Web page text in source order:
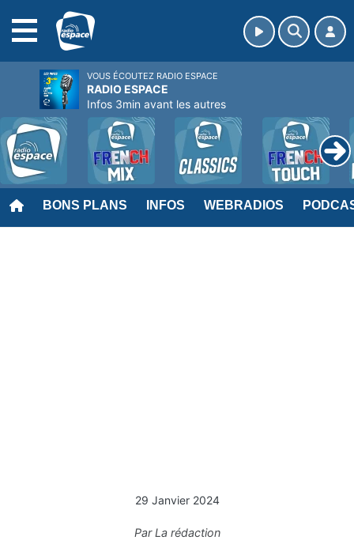
BONS PLANS INFOS WEBRADIOS
29 Janvier 2024
ParLa rédaction
VOUS ÉCOUTEZ RADIO ESPACE
RADIO ESPACE
Infos 3min avant les autres